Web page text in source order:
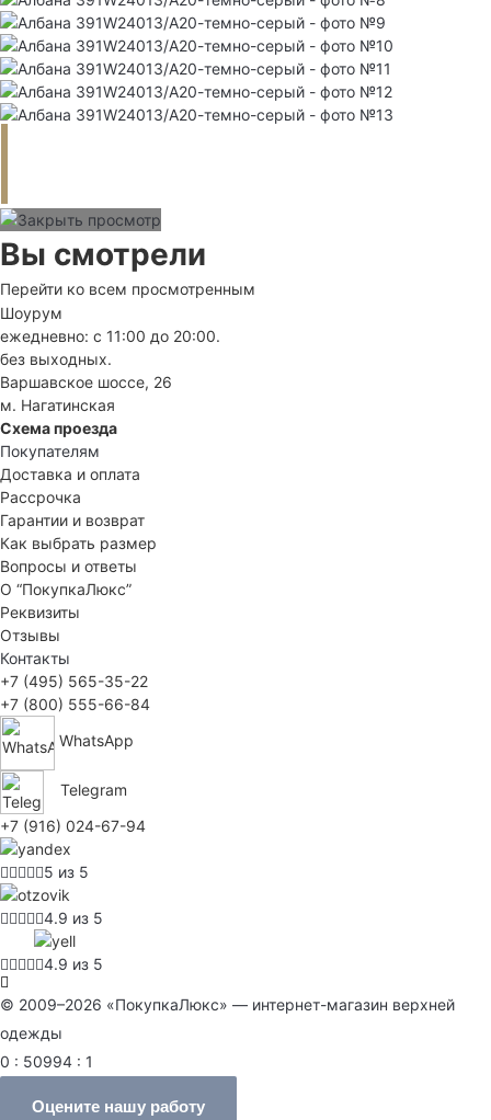
Вы смотрели
Перейти ко всем просмотренным
Шоурум
ежедневно: с 11:00 до 20:00.
без выходных.
Варшавское шоссе, 26
м. Нагатинская
Схема проезда
Покупателям
Доставка и оплата
Рассрочка
Гарантии и возврат
Как выбрать размер
Вопросы и ответы
О “ПокупкаЛюкс”
Реквизиты
Отзывы
Контакты
+7 (495) 565-35-22
+7 (800) 555-66-84
WhatsApp
Telegram
+7 (916) 024-67-94
5 из 5
4.9 из 5
4.9 из 5
© 2009–2026 «ПокупкаЛюкс» — интернет-магазин верхней
одежды
0 : 50994 : 1
Оцените нашу работу